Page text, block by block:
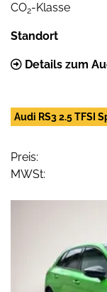
CO2-Klasse
Standort
Details zum
Audi RS3 2.5 TFSI
Preis:
MWSt: